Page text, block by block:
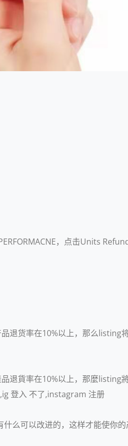
，点击Units
退货率在10%以上，那么listing
退貨率在10%以上，那麼listing
登入 不了,instagram 注册
么可以改进的，这样才能使你